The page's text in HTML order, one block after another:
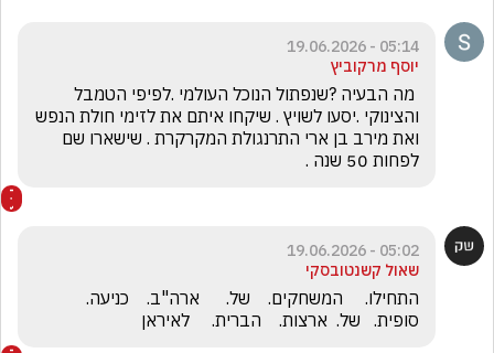
05:14 - 19.06.2026
יוסף מרקוביץ
לפחות 50 שנה .
05:02 - 19.06.2026
שאול קשנטובסקי
סופית.   של.  ארצות.    הברית.     לאיראן